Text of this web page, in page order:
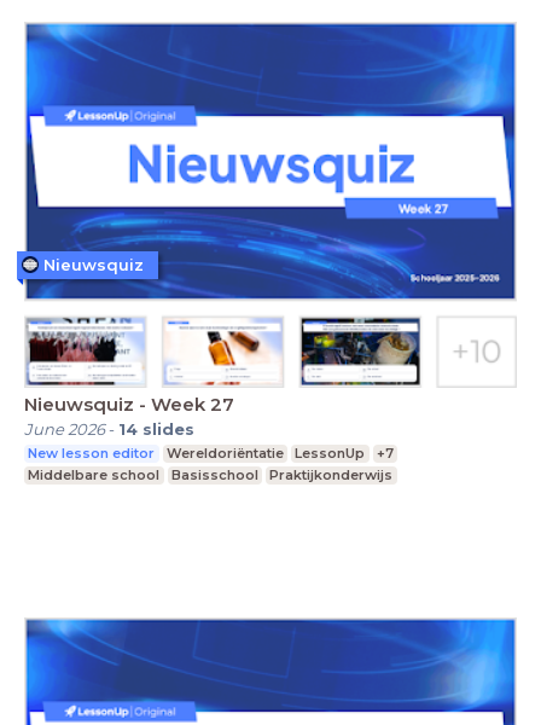
Nieuwsquiz - Week 27
June 2026- 14 slides
New lesson editor Wereldoriëntatie LessonUp
+7
Middelbare school
Basisschool Praktijkonderwijs
Nieuwsquiz